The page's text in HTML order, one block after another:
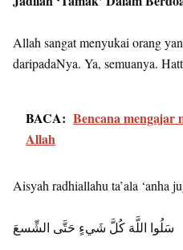
Allah sangat menyukai orang
daripadaNya. Ya, semuanya.
BACA: Bencana mengajar
Allah
Aisyah radhiallahu ta’ala ‘anha
سَلُوا اللَّهَ كُلَّ شَيءٍ حَتَّى الشِّسعَ